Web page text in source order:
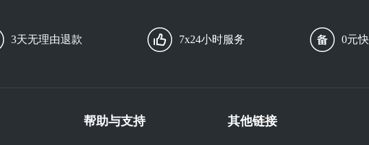
3天无理由退款 7x24小时服务 0元
帮助与支持 其他链接